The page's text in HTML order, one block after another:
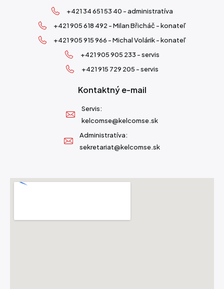
+421 34 651 53 40 - administratíva
+421 905 618 492 - Milan Břicháč - konateľ
+421 905 915 966 - Michal Volárik - konateľ
+421 905 905 233 - servis
+421 915 729 205 - servis
Kontaktný e-mail
Servis:
kelcomse@kelcomse.sk
Administratíva:
sekretariat@kelcomse.sk